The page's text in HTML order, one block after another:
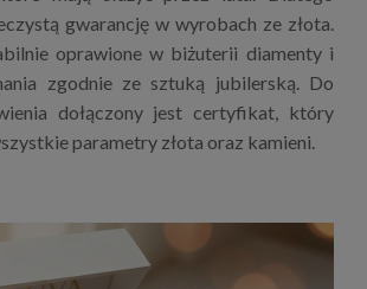
gwarancję w wyrobach ze złota.
oprawione w biżuterii diamenty i
zgodnie ze sztuką jubilerską. Do
dołączony jest certyfikat, który
parametry złota oraz kamieni.